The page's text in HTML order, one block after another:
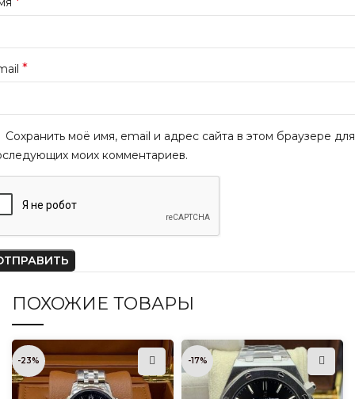
*
Сохранить моё имя, email и адрес сайта в этом браузере для
моих комментариев.
ПОХОЖИЕ ТОВАРЫ
-23% -17%